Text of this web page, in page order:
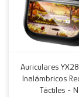
Auriculares
Inalámbricos
Táctiles -